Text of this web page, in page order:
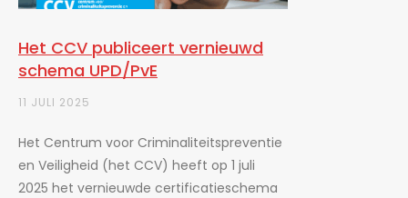
Het CCV publiceert vernieuwd
schema UPD/PvE
11 JULI 2025
Het Centrum voor Criminaliteitspreventie
en Veiligheid (het CCV) heeft op 1 juli
2025 het vernieuwde certificatieschema